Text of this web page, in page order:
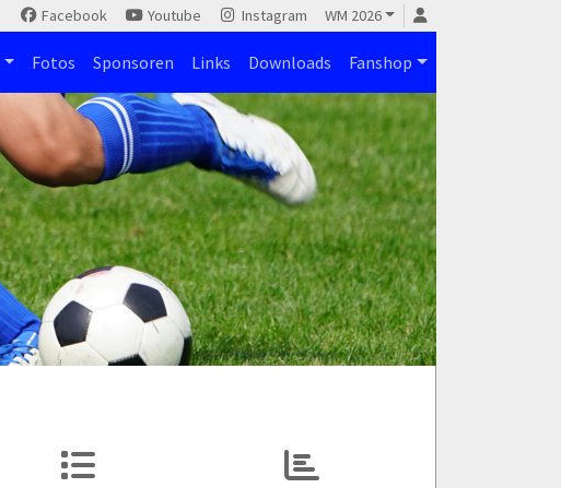
Facebook Youtube Instagram WM 2026
Fotos Sponsoren Links Downloads Fanshop